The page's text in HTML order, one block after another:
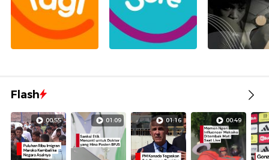
Flash
00:55 01:09 01:16 00:49